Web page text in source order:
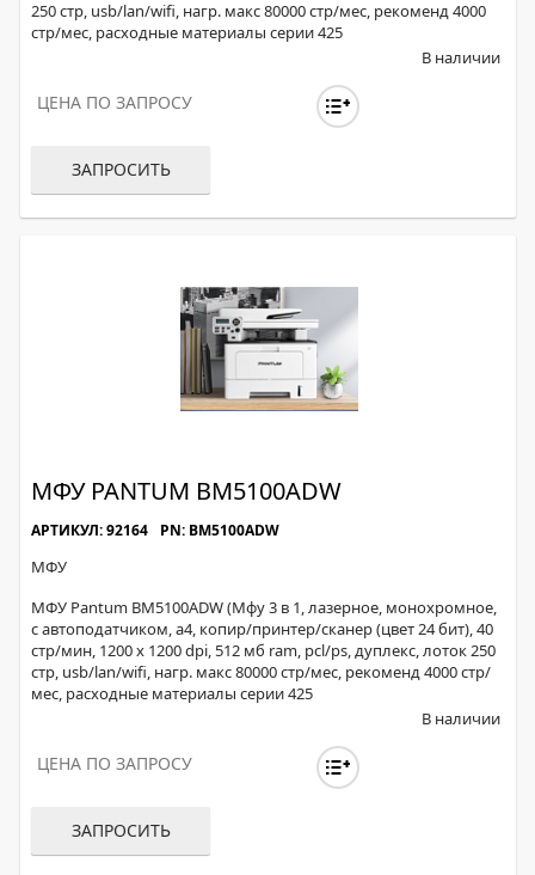
250 стр, usb/lan/wifi, нагр. макс 80000 стр/мес, рекоменд 4000
стр/мес, расходные материалы серии 425
В наличии
ЦЕНА ПО ЗАПРОСУ
ЗАПРОСИТЬ
МФУ PANTUM BM5100ADW
АРТИКУЛ: 92164 PN: BM5100ADW
МФУ
МФУ Pantum BM5100ADW (Мфу 3 в 1, лазерное, монохромное,
с автоподатчиком, а4, копир/принтер/сканер (цвет 24 бит), 40
стр/мин, 1200 x 1200 dpi, 512 мб ram, pcl/ps, дуплекс, лоток 250
стр, usb/lan/wifi, нагр. макс 80000 стр/мес, рекоменд 4000 стр/
мес, расходные материалы серии 425
В наличии
ЦЕНА ПО ЗАПРОСУ
ЗАПРОСИТЬ